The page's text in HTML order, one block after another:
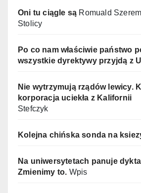
Oni tu ciągle są Romuald
Stolicy
Po co nam właściwie państwo
wszystkie dyrektywy przyjdą z
Nie wytrzymują rządów lewicy.
korporacja uciekła z Kalifornii
Stefczyk
Kolejna chińska sonda na
Na uniwersytetach panuje
Zmienimy to. Wpis